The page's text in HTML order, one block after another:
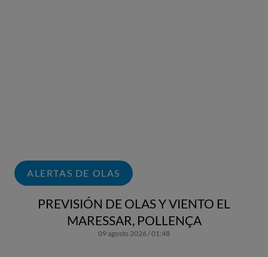
ALERTAS DE OLAS
PREVISIÓN DE OLAS Y VIENTO EL
MARESSAR, POLLENÇA
09 agosto 2026 / 01:48